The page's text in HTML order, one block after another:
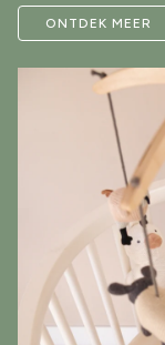
ONTDEK MEER